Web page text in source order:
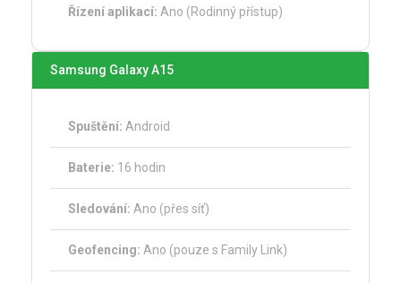
Řízení aplikací: Ano (Rodinný přístup)
Samsung Galaxy A15
Spuštění: Android
Baterie: 16 hodin
Sledování: Ano (přes síť)
Geofencing: Ano (pouze s Family Link)